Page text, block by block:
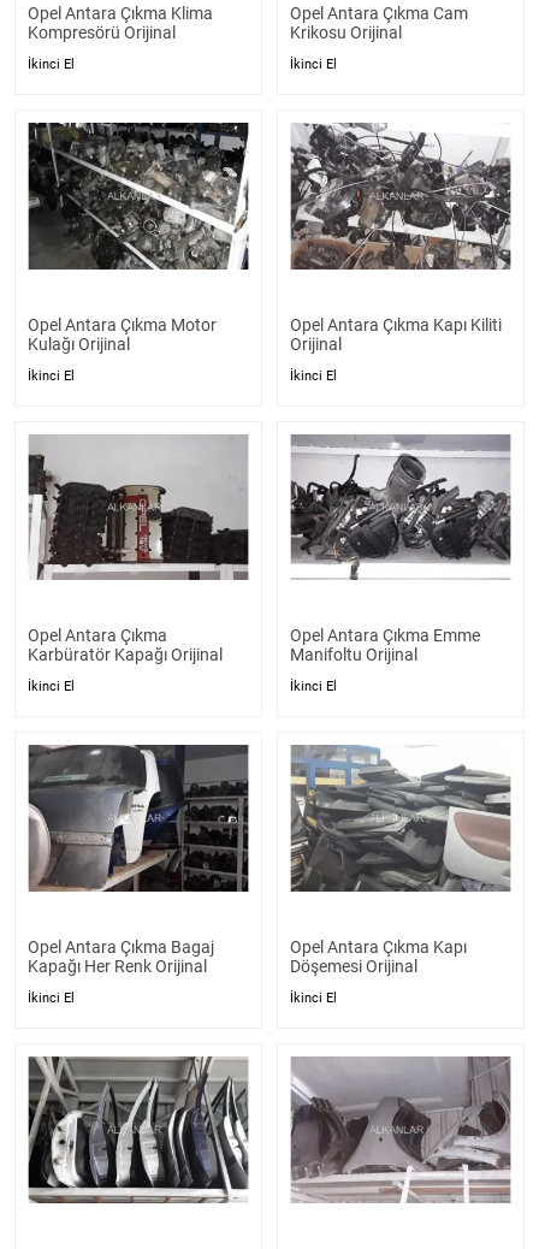
Opel Antara Çıkma Klima
Kompresörü Orijinal
İkinci El
Opel Antara Çıkma Cam
Krikosu Orijinal
İkinci El
Opel Antara Çıkma Motor
Kulağı Orijinal
İkinci El
Opel Antara Çıkma Kapı Kiliti
Orijinal
İkinci El
Opel Antara Çıkma
Karbüratör Kapağı Orijinal
İkinci El
Opel Antara Çıkma Emme
Manifoltu Orijinal
İkinci El
Opel Antara Çıkma Bagaj
Kapağı Her Renk Orijinal
İkinci El
Opel Antara Çıkma Kapı
Döşemesi Orijinal
İkinci El